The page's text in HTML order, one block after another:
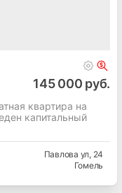
145 000 руб.
квартира на
капитальный
Павлова ул, 24
Гомель